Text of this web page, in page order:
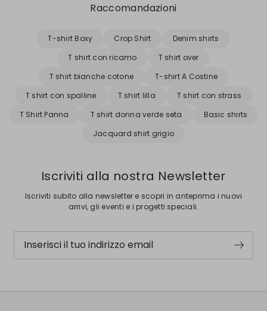
Raccomandazioni
T-shirt Boxy Crop Shirt
Denim shirts
T shirt con ricamo
T shirt over
T shirt bianche cotone
T-shirt A Costine
T shirt con spalline
T shirt lilla
T shirt con strass
T Shirt Panna
T shirt donna verde seta
Basic shirts
Jacquard shirt grigio
Iscriviti alla nostra Newsletter
Iscriviti subito alla newsletter e scopri in anteprima i nuovi
arrivi, gli eventi e i progetti speciali.
Inserisci il tuo indirizzo email